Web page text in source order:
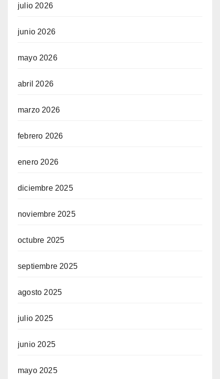
julio 2026
junio 2026
mayo 2026
abril 2026
marzo 2026
febrero 2026
enero 2026
diciembre 2025
noviembre 2025
octubre 2025
septiembre 2025
agosto 2025
julio 2025
junio 2025
mayo 2025